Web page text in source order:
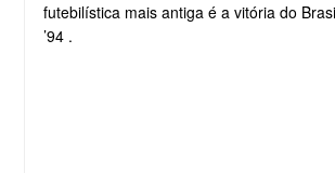
futebilística mais antiga é a vitória do
’94 .